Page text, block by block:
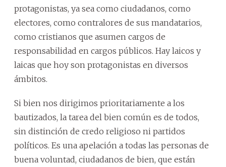
protagonistas, ya sea como ciudadanos, como
electores, como contralores de sus mandatarios,
como cristianos que asumen cargos de
responsabilidad en cargos públicos. Hay laicos y
laicas que hoy son protagonistas en diversos
ámbitos.
Si bien nos dirigimos prioritariamente a los
bautizados, la tarea del bien común es de todos,
sin distinción de credo religioso ni partidos
políticos. Es una apelación a todas las personas de
buena voluntad, ciudadanos de bien, que están